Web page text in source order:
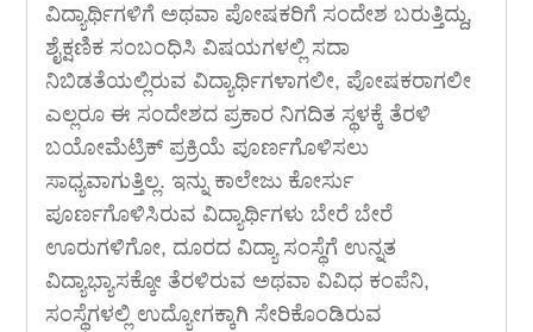
ವಿದ್ಯಾರ್ಥಿಗಳಿಗೆ ಅಥವಾ ಪೋಷಕರಿಗೆ ಸಂದೇಶ ಬರುತ್ತಿದ್ದು,
ಶೈಕ್ಷಣಿಕ ಸಂಬಂಧಿಸಿ ವಿಷಯಗಳಲ್ಲಿ ಸದಾ
ನಿಬಿಡತೆಯಲ್ಲಿರುವ ವಿದ್ಯಾರ್ಥಿಗಳಾಗಲೀ, ಪೋಷಕರಾಗಲೀ
ಎಲ್ಲರೂ ಈ ಸಂದೇಶದ ಪ್ರಕಾರ ನಿಗದಿತ ಸ್ಥಳಕ್ಕೆ ತೆರಳಿ
ಬಯೋಮೆಟ್ರಿಕ್ ಪ್ರಕ್ರಿಯೆ ಪೂರ್ಣಗೊಳಿಸಲು
ಸಾಧ್ಯವಾಗುತ್ತಿಲ್ಲ. ಇನ್ನು ಕಾಲೇಜು ಕೋರ್ಸು
ಪೂರ್ಣಗೊಳಿಸಿರುವ ವಿದ್ಯಾರ್ಥಿಗಳು ಬೇರೆ ಬೇರೆ
ಊರುಗಳಿಗೋ, ದೂರದ ವಿದ್ಯಾ ಸಂಸ್ಥೆಗೆ ಉನ್ನತ
ವಿದ್ಯಾಭ್ಯಾಸಕ್ಕೋ ತೆರಳಿರುವ ಅಥವಾ ವಿವಿಧ ಕಂಪೆನಿ,
ಸಂಸ್ಥೆಗಳಲ್ಲಿ ಉದ್ಯೋಗಕ್ಕಾಗಿ ಸೇರಿಕೊಂಡಿರುವ